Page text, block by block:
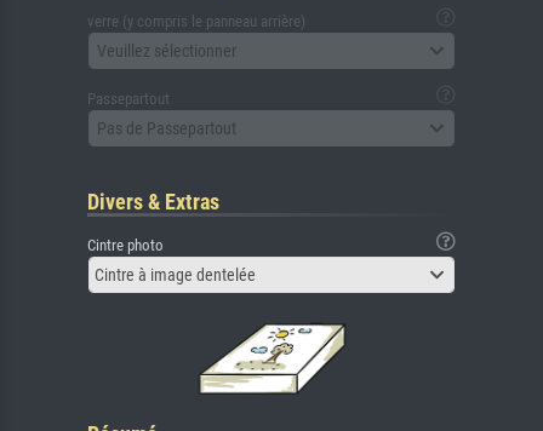
verre (y compris le panneau arrière)
Veuillez sélectionner
Passepartout
Pas de Passepartout
Divers & Extras
Cintre photo
Cintre à image dentelée